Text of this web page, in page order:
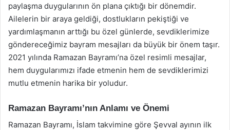
paylaşma duygularının ön plana çıktığı bir dönemdir.
Ailelerin bir araya geldiği, dostlukların pekiştiği ve
yardımlaşmanın arttığı bu özel günlerde, sevdiklerimize
göndereceğimiz bayram mesajları da büyük bir önem taşır.
2021 yılında Ramazan Bayramı’na özel resimli mesajlar,
hem duygularımızı ifade etmenin hem de sevdiklerimizi
mutlu etmenin harika bir yoludur.
Ramazan Bayramı’nın Anlamı ve Önemi
Ramazan Bayramı, İslam takvimine göre Şevval ayının ilk